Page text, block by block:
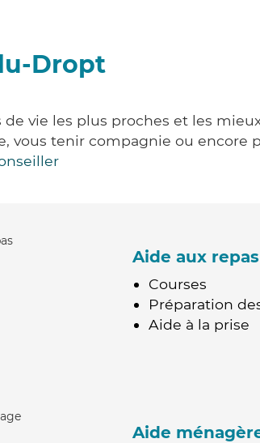
Dropt
vie les plus proches et les
vous tenir compagnie ou encore
Aide aux repas
Courses
Préparation
Aide à la prise
Aide